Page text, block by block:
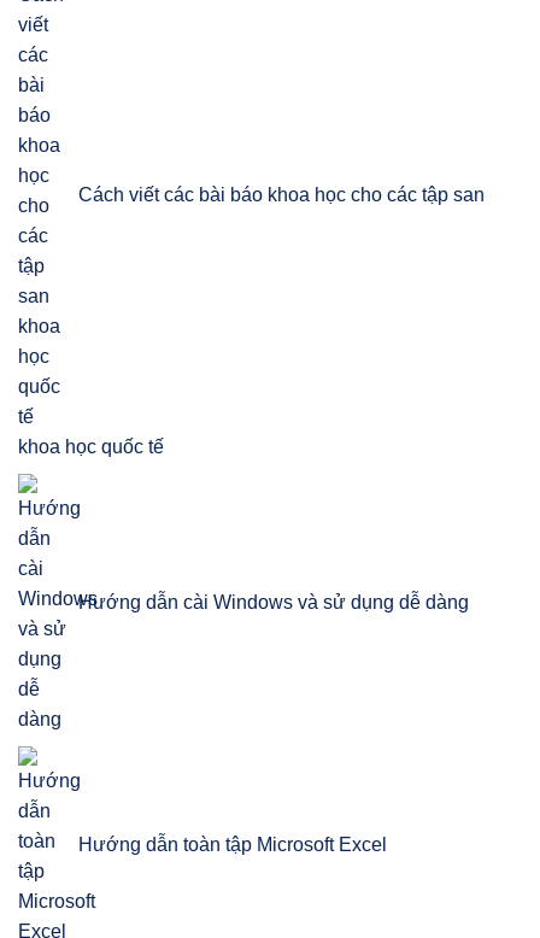
Cách viết các bài báo khoa học cho các tập san
khoa học quốc tế
Hướng dẫn cài Windows và sử dụng dễ dàng
Hướng dẫn toàn tập Microsoft Excel